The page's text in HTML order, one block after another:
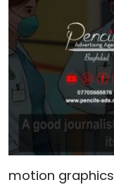
motion graphics